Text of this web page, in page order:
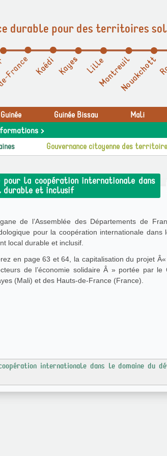
durable pour des territoires
Guinée Guinée Bissau Mali
>
Gouvernance citoyenne des
la coopération internationale dans
durable et inclusif
de l’Assemblée des Départements de
pour la coopération internationale dans
local durable et inclusif.
en page 63 et 64, la capitalisation du projet Â«
de l’économie solidaire Â » portée par le
(Mali) et des Hauts-de-France (France).
internationale dans le domaine du